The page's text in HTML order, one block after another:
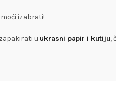
izabrati!
u ukrasni papir i kutiju,